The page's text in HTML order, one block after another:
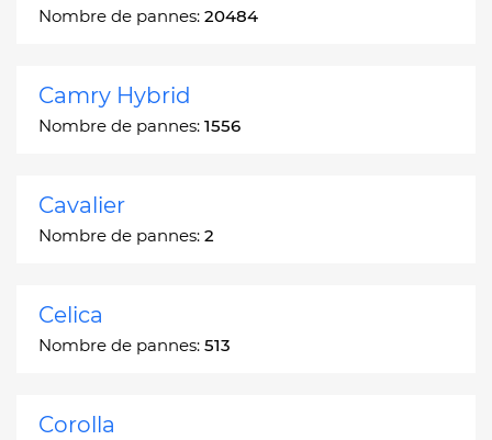
Nombre de pannes: 20484
Camry Hybrid
Nombre de pannes: 1556
Cavalier
Nombre de pannes: 2
Celica
Nombre de pannes: 513
Corolla